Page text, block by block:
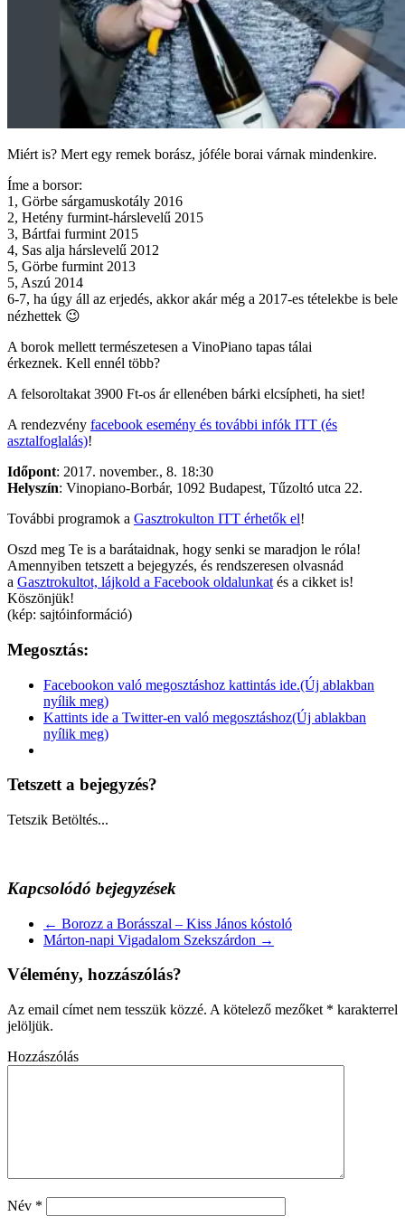
Miért is? Mert egy remek borász, jóféle borai várnak mindenkire.
Íme a borsor:
1, Görbe sárgamuskotály 2016
2, Hetény furmint-hárslevelű 2015
3, Bártfai furmint 2015
4, Sas alja hárslevelű 2012
5, Görbe furmint 2013
5, Aszú 2014
6-7, ha úgy áll az erjedés, akkor akár még a 2017-es tételekbe is bele
nézhettek 😉
A borok mellett természetesen a VinoPiano tapas tálai
érkeznek. Kell ennél több?
A felsoroltakat 3900 Ft-os ár ellenében bárki elcsípheti, ha siet!
A rendezvény facebook esemény és további infók ITT (és
asztalfoglalás)!
Időpont: 2017. november., 8. 18:30
Helyszín: Vinopiano-Borbár, 1092 Budapest, Tűzoltó utca 22.
További programok a Gasztrokulton ITT érhetők el!
Oszd meg Te is a barátaidnak, hogy senki se maradjon le róla!
Amennyiben tetszett a bejegyzés, és rendszeresen olvasnád
a Gasztrokultot, lájkold a Facebook oldalunkat és a cikket is!
Köszönjük!
(kép: sajtóinformáció)
Megosztás:
Facebookon való megosztáshoz kattintás ide.(Új ablakban
nyílik meg)
Kattints ide a Twitter-en való megosztáshoz(Új ablakban
nyílik meg)
Tetszett a bejegyzés?
Tetszik Betöltés...
Kapcsolódó bejegyzések
← Borozz a Borásszal – Kiss János kóstoló
Márton-napi Vigadalom Szekszárdon →
Vélemény, hozzászólás?
Az email címet nem tesszük közzé. A kötelező mezőket * karakterrel
jelöljük.
Hozzászólás
Név *